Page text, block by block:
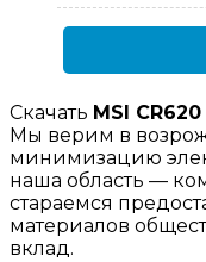
Скачать MSI
Мы верим в
минимизацию
наша область —
стараемся
материалов
вклад.